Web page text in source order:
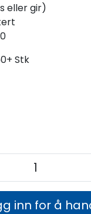
eller gir)
Stk
inn for å